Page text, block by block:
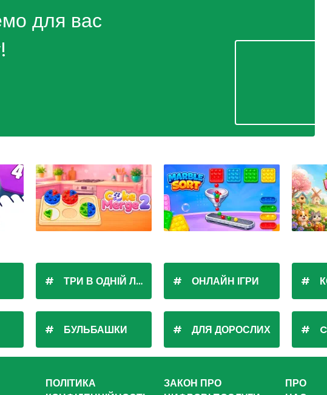
для вас
ТРИ В ОДНІЙ ЛІНІЇ
БУЛЬБАШКИ
ОНЛАЙН ІГРИ
ДЛЯ ДОРОСЛИХ
ПОЛІТИКА
ЗАКОН ПРО
ПРО